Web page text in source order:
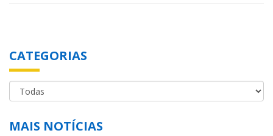
CATEGORIAS
MAIS NOTÍCIAS